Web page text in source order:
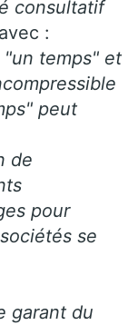
consultatif
avec :
"un temps" et
peut
de
pour
se
garant du